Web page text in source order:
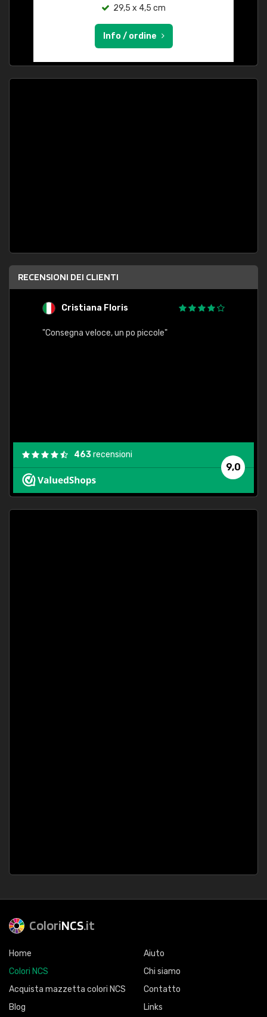
29,5 x 4,5 cm
Info / ordine
RECENSIONI DEI CLIENTI
Cristiana Floris
"Consegna veloce, un po piccole"
9,0
463recensioni
ColoriNCS.it
Home
Colori NCS
Acquista mazzetta colori NCS
Blog
Aiuto
Chi siamo
Contatto
Links